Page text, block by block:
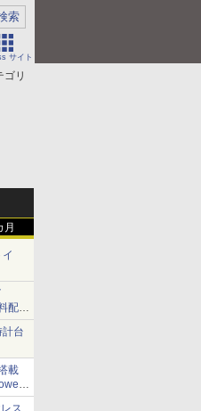
サイト
ゴリ
月
配信
計台
載
ス